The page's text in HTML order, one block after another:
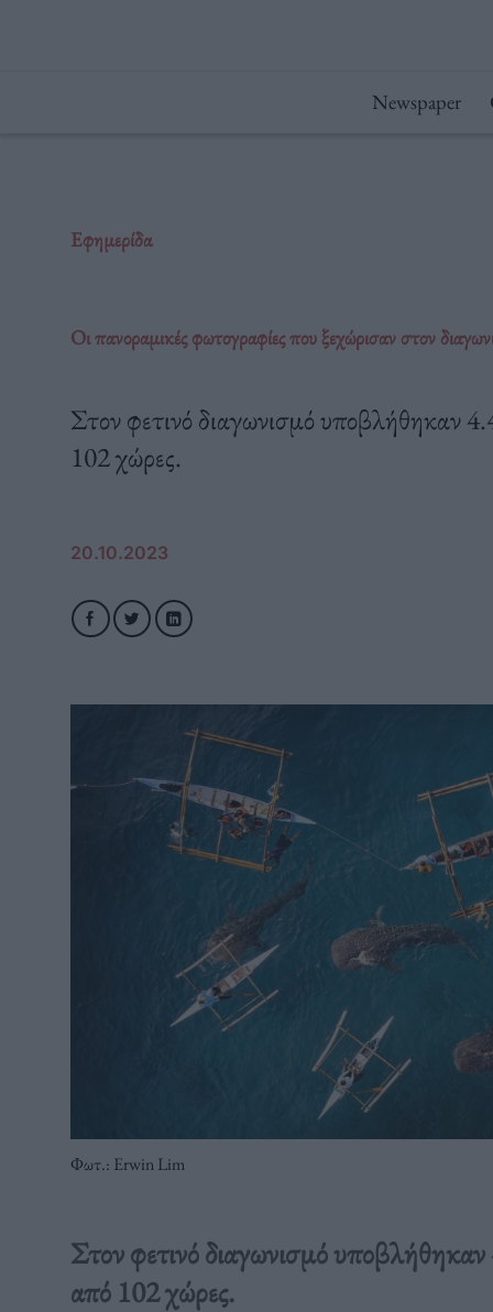
Newspaper
Εφημερίδα
Οι πανοραμικές φωτογραφίες που ξεχώρισαν στον
Στον φετινό διαγωνισμό υποβλήθηκαν
102 χώρες.
20.10.2023
Φωτ.: Erwin Lim
Στον φετινό διαγωνισμό
από 102 χώρες.